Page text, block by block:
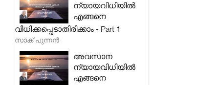
ന്യായവിധിയിൽ
എങ്ങനെ
വിധിക്കപ്പെടാതിരിക്കാം - Part 1
സാക് പുന്നൻ
അവസാന
ന്യായവിധിയിൽ
എങ്ങനെ